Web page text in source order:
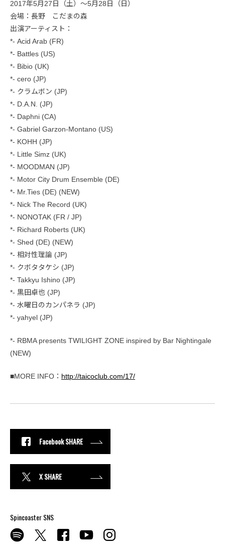
2017年5月27日（土）〜5月28日（日）
会場：長野 こだまの森
出演アーティスト：
*- Acid Arab (FR)
*- Battles (US)
*- Bibio (UK)
*- cero (JP)
*- クラムボン (JP)
*- D.A.N. (JP)
*- Daphni (CA)
*- Gabriel Garzon-Montano (US)
*- KOHH (JP)
*- Little Simz (UK)
*- MOODMAN (JP)
*- Motor City Drum Ensemble (DE)
*- Mr.Ties (DE) (NEW)
*- Nick The Record (UK)
*- NONOTAK (FR / JP)
*- Richard Roberts (UK)
*- Shed (DE) (NEW)
*- 相対性理論 (JP)
*- クボタタケシ (JP)
*- Takkyu Ishino (JP)
*- 黒田卓也 (JP)
*- 水曜日のカンパネラ (JP)
*- yahyel (JP)
*- RBMA presents TWILIGHT ZONE inspired by Bar Nightingale
(NEW)
■MORE INFO： http://taicoclub.com/17/
Facebook SHARE
X SHARE
Spincoaster SNS